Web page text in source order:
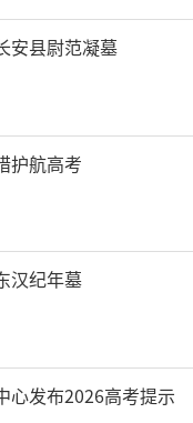
安县尉范凝墓
护航高考
汉纪年墓
心发布2026高考提示